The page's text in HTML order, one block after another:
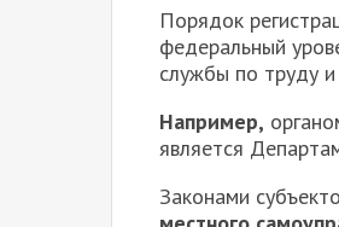
Порядок
федеральный
службы по труду и
Например,
является
Законами